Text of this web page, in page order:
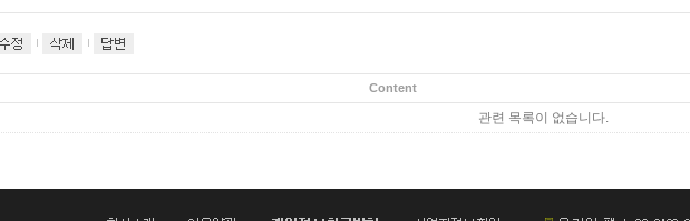
Content
관련 목록이 없습니다.